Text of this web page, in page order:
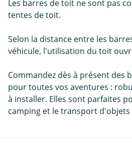
Les barres de toit ne sont pas
tentes de toit.
Selon la distance entre les
véhicule, l'utilisation du toit
Commandez dès à présent des
pour toutes vos aventures :
à installer. Elles sont parfaites
camping et le transport